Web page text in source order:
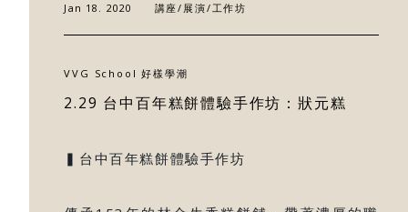
門市據點
Jan 18. 2020 講座/展演/工作坊
VVG School 好樣學潮
2.29 台中百年糕餅體驗手作坊：狀元糕
▍台中百年糕餅體驗手作坊